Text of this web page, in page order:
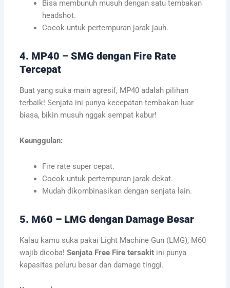
Bisa membunuh musuh dengan satu tembakan
headshot.
Cocok untuk pertempuran jarak jauh.
4. MP40 – SMG dengan Fire Rate
Tercepat
Buat yang suka main agresif, MP40 adalah pilihan
terbaik! Senjata ini punya kecepatan tembakan luar
biasa, bikin musuh nggak sempat kabur!
Keunggulan:
Fire rate super cepat.
Cocok untuk pertempuran jarak dekat.
Mudah dikombinasikan dengan senjata lain.
5. M60 – LMG dengan Damage Besar
Kalau kamu suka pakai Light Machine Gun (LMG), M60
wajib dicoba! Senjata Free Fire tersakitini punya
kapasitas peluru besar dan damage tinggi.